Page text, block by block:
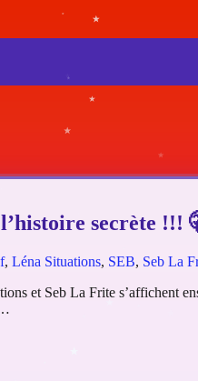
secrète !!!
, Léna Situations, SEB, Seb La
et Seb La Frite s’affichent